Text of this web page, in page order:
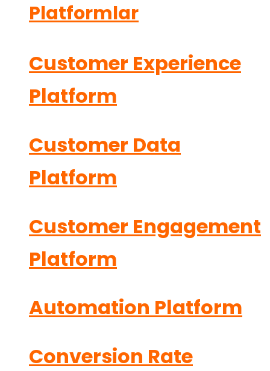
Platformlar
Customer Experience
Platform
Customer Data
Platform
Customer Engagement
Platform
Automation Platform
Conversion Rate